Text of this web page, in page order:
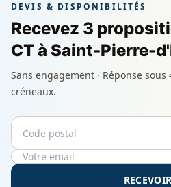
DEVIS & DISPONIBILITÉS
Recevez 3
CT à Saint-Pierre-
Sans engagement · Réponse
créneaux.
Code postal
Email
RECEVOIR